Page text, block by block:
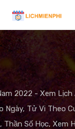
2022 - Xem
Ngày, Tử Vi Theo
Thần Số Học, Xem